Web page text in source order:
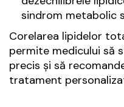
sindrom metabolic
Corelarea lipidelor
permite medicului să
precis și să
tratament